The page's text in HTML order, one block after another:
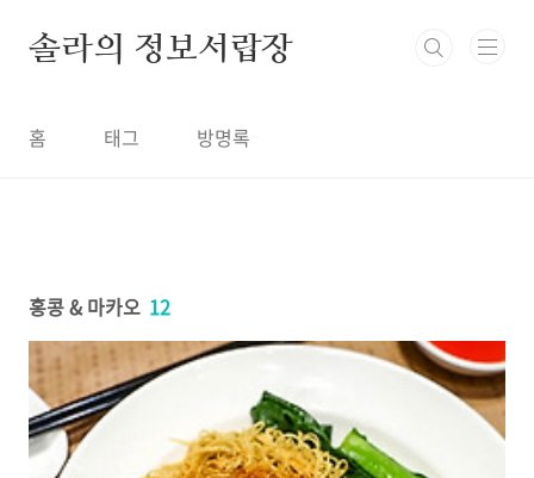
솔라의 정보서랍장
홈 태그 방명록
홍콩 & 마카오 12